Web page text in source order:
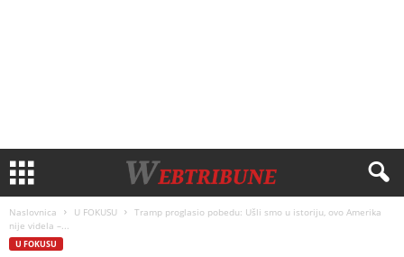
Naslovnica U FOKUSU
Tramp proglasio pobedu: Ušli smo u istoriju, ovo Amerika
nije videla –...
U FOKUSU